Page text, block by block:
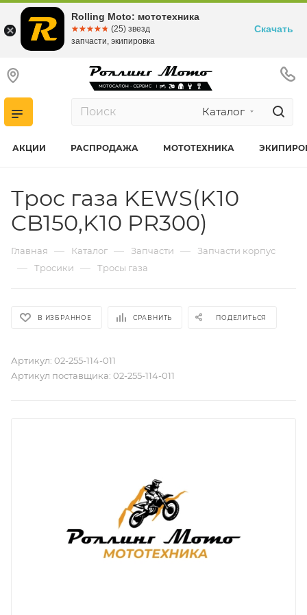
Каталог
АКЦИИ РАСПРОДАЖА МОТОТЕХНИКА
Трос газа KEWS(K10
CB150,K10 PR300)
Главная — Каталог — Запчасти — Запчасти корпус
— Тросики — Тросы газа
В ИЗБРАННОЕ СРАВНИТЬ ПОДЕЛИТЬСЯ
Артикул: 02-255-114-011
Артикул поставщика: 02-255-114-011
Rolling Moto: мототехника
☆☆☆☆☆
★★★★★ (25) звезд
запчасти, экипировка
Скачать